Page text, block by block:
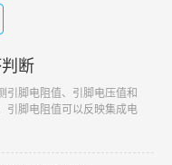
断
引脚电阻值、引脚电压值和
引脚电阻值可以反映集成电